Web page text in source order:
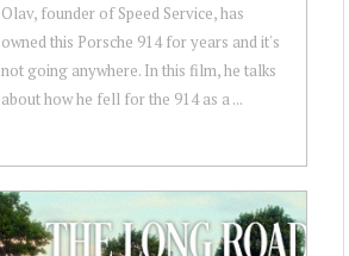
Olav, founder of Speed Service, has
owned this Porsche 914 for years and it's
not going anywhere. In this film, he talks
about how he fell for the 914 as a ...